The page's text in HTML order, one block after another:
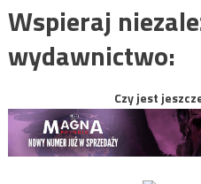
Wspieraj
wydawnictwo:
Czy jest